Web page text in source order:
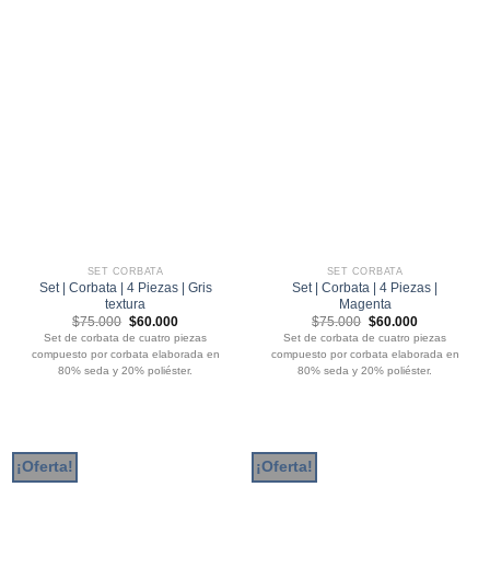
SET CORBATA
Set | Corbata | 4 Piezas | Gris
textura
$75.000 El
precio
original
era:
$75.000.
$60.000El
precio
actual
es:
$60.000.
Set de corbata de cuatro piezas
compuesto por corbata elaborada en
80% seda y 20% poliéster.
SET CORBATA
Set | Corbata | 4 Piezas |
Magenta
$75.000 El
precio
original
era:
$75.000.
$60.000El
precio
actual
es:
$60.000.
Set de corbata de cuatro piezas
compuesto por corbata elaborada en
80% seda y 20% poliéster.
¡Oferta! ¡Oferta!